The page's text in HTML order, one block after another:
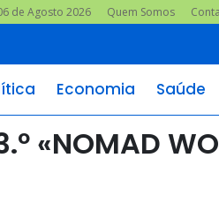
de Agosto 2026 Quem Somos
Economia Saúde
«NOMAD